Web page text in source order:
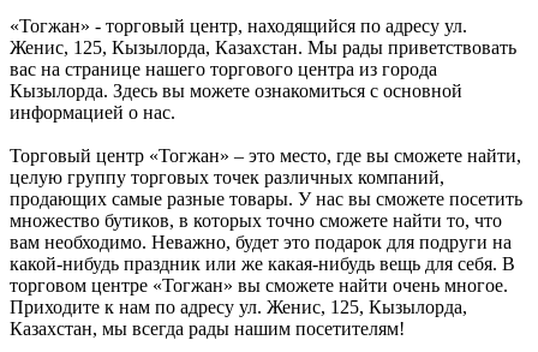
«Тогжан» - торговый центр, находящийся по адресу ул.
Женис, 125, Кызылорда, Казахстан. Мы рады приветствовать
вас на странице нашего торгового центра из города
Кызылорда. Здесь вы можете ознакомиться с основной
информацией о нас.
Торговый центр «Тогжан» – это место, где вы сможете найти,
целую группу торговых точек различных компаний,
продающих самые разные товары. У нас вы сможете посетить
множество бутиков, в которых точно сможете найти то, что
вам необходимо. Неважно, будет это подарок для подруги на
какой-нибудь праздник или же какая-нибудь вещь для себя. В
торговом центре «Тогжан» вы сможете найти очень многое.
Приходите к нам по адресу ул. Женис, 125, Кызылорда,
Казахстан, мы всегда рады нашим посетителям!